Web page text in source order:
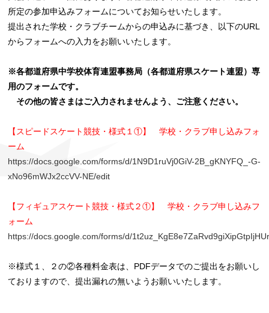
所定の参加申込みフォームについてお知らせいたします。
提出された学校・クラブチームからの申込みに基づき、以下のURL
からフォームへの入力をお願いいたします。
※各都道府県中学校体育連盟事務局（各都道府県スケート連盟）専
用のフォームです。
その他の皆さまはご入力されませんよう、ご注意ください。
【スピードスケート競技・様式１①】 学校・クラブ申し込みフォ
ーム
https://docs.google.com/forms/d/1N9D1ruVj0GiV-2B_gKNYFQ_-G-
xNo96mWJx2ccVV-NE/edit
【フィギュアスケート競技・様式２①】 学校・クラブ申し込みフ
ォーム
https://docs.google.com/forms/d/
※様式１、２の②各種料金表は、PDFデータでのご提出をお願いし
ておりますので、提出漏れの無いようお願いいたします。